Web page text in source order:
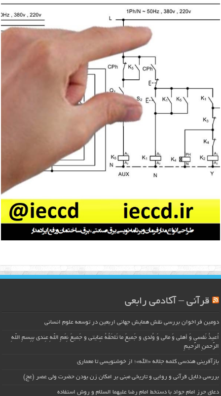
قرآنی – آکادمی رابعی
دومین فراخوان بررسی نقش همایش جهانی اربعین در توسعه علوم انسانی
اُعیذُ نَفسی وَ أهلی وَ مالی وَ وُلدی و جَمیعَ ما تَلحَقُهُ عِنایتی و جَمیعَ نِعَمِ اللّهِ عِندی بِبِسمِ اللّهِ
الرَّحمنِ الرَّحیمِ
بازآفرینی هندسی کلمه جلاله «الله»؛ از خوشنویسی تا معماری
بررسی دلایل قرآنی و روایی و تاریخی مبنی بر امکان زن بودن حضرت ولی عصر (عج)
دعای حرز امام جواد با دستخط امام رضا علیهما السلام و روش استفاده